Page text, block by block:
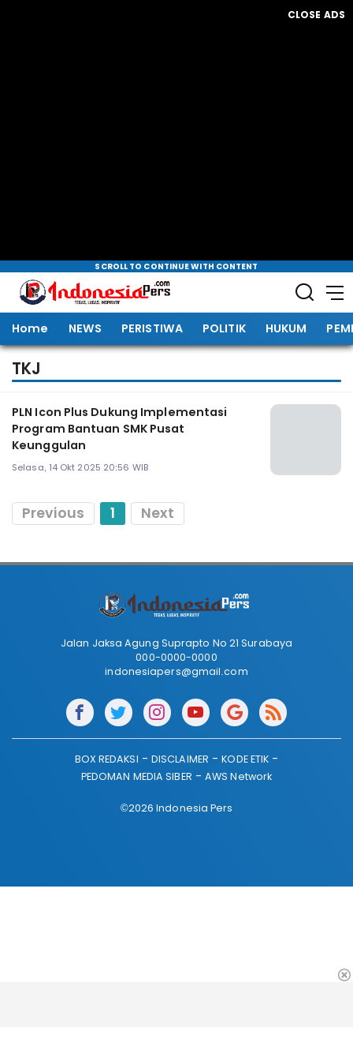
CLOSE ADS
SCROLL TO CONTINUE WITH CONTENT
Home NEWS PERISTIWA POLITIK HUKUM
TKJ
PLN Icon Plus Dukung Implementasi
Program Bantuan SMK Pusat
Keunggulan
Selasa, 14 Okt 2025 20:56 WIB
Previous 1 Next
Jalan Jaksa Agung Suprapto No 21 Surabaya
000-0000-0000
indonesiapers@gmail.com
BOX REDAKSI DISCLAIMER
KODE ETIK
PEDOMAN MEDIA SIBER
AWS Network
©2026 Indonesia Pers